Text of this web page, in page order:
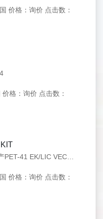
价格：询价 点击数：
价格：询价 点击数：
价格：询价 点击数：